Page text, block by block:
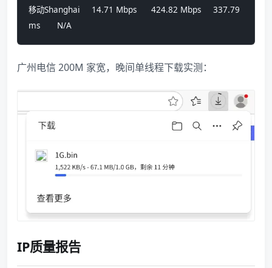
移动Shanghai     14.71 Mbps      424.82 Mbps     337.79
ms       N/A
广州电信 200M 家宽，晚间单线程下载实测：
IP质量报告